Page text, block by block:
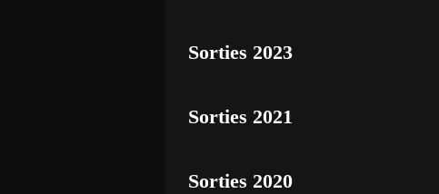
Sorties 2023
Sorties 2021
Sorties 2020